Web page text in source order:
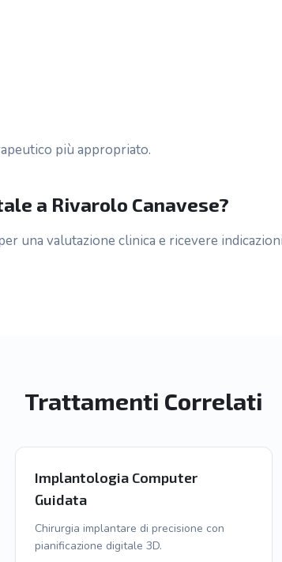
più appropriato.
a Rivarolo Canavese?
una valutazione clinica e ricevere
Trattamenti Correlati
Implantologia Computer
Guidata
Chirurgia implantare di precisione con
pianificazione digitale 3D.